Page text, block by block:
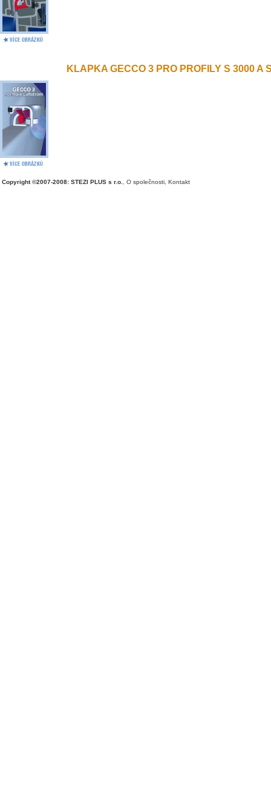
KLAPKA GECCO 3 PRO PROFILY S 3000 A
Copyright ©2007-2008: STEZI PLUS s r.o. O společnosti Kontakt